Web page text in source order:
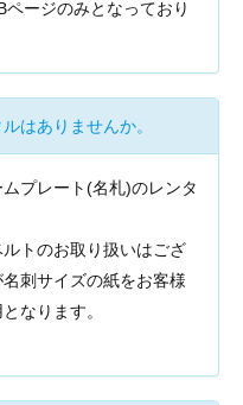
ージのみとなっており
はありませんか。
プレート(名札)のレンタ
トのお取り扱いはござ
刺サイズの紙をお客様
なります。